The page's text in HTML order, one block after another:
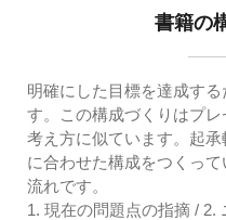
書籍の
明確にした目標を達成す
す。この構成づくりはプ
考え方に似ています。起
に合わせた構成をつくっ
流れです。
1. 現在の問題点の指摘 / 2.